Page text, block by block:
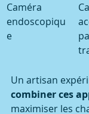
Caméra
endoscopiqu
e
Un artisan
combiner ces
maximiser les